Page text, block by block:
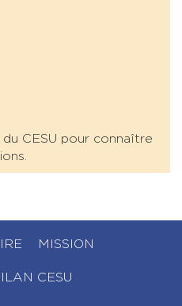
CESU pour connaître
MISSION
CESU